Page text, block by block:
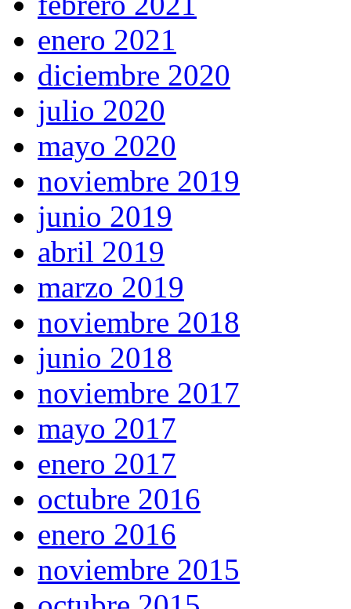
enero 2021
diciembre 2020
julio 2020
mayo 2020
noviembre 2019
junio 2019
abril 2019
marzo 2019
noviembre 2018
junio 2018
noviembre 2017
mayo 2017
enero 2017
octubre 2016
enero 2016
noviembre 2015